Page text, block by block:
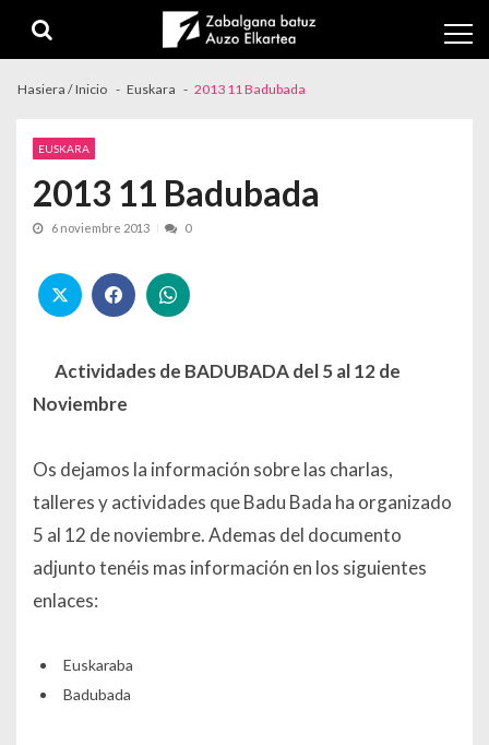
Hasiera / Inicio Euskara 2013 11 Badubada
EUSKARA
2013 11 Badubada
6 noviembre 2013 0
Actividades de BADUBADA del 5 al 12 de
Noviembre
Os dejamos la información sobre las charlas,
talleres y actividades que Badu Bada ha organizado
5 al 12 de noviembre. Ademas del documento
adjunto tenéis mas información en los siguientes
enlaces:
Euskaraba
Badubada